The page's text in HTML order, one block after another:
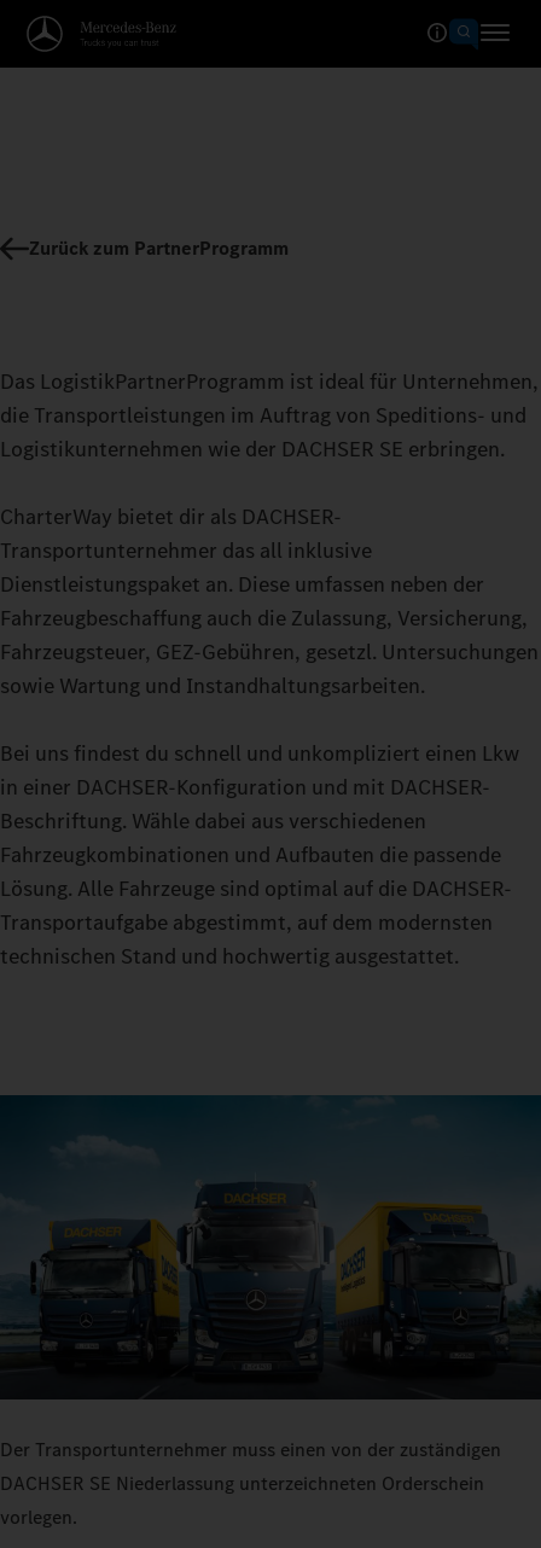
Zurück zum PartnerProgramm
Das LogistikPartnerProgramm ist ideal für Unternehmen,
die Transportleistungen im Auftrag von Speditions- und
Logistikunternehmen wie der DACHSER SE erbringen.
CharterWay bietet dir als DACHSER-
Transportunternehmer das all inklusive
Dienstleistungspaket an. Diese umfassen neben der
Fahrzeugbeschaffung auch die Zulassung, Versicherung,
Fahrzeugsteuer, GEZ-Gebühren, gesetzl. Untersuchungen
sowie Wartung und Instandhaltungsarbeiten.
Bei uns findest du schnell und unkompliziert einen Lkw
in einer DACHSER-Konfiguration und mit DACHSER-
Beschriftung. Wähle dabei aus verschiedenen
Fahrzeugkombinationen und Aufbauten die passende
Lösung. Alle Fahrzeuge sind optimal auf die DACHSER-
Transportaufgabe abgestimmt, auf dem modernsten
technischen Stand und hochwertig ausgestattet.
Der Transportunternehmer muss einen von der zuständigen
DACHSER SE Niederlassung unterzeichneten Orderschein
vorlegen.